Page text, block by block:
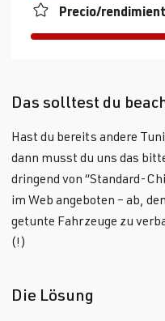
Precio/
Das solltest du
Hast du bereits andere
dann musst du uns das
dringend von “Standard-
im Web angeboten – ab,
getunte Fahrzeuge zu
(!)
Die Lösung